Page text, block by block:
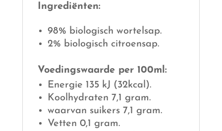
Ingrediënten:
98% biologisch wortelsap.
2% biologisch citroensap.
Voedingswaarde per 100ml:
Energie 135 kJ (32kcal).
Koolhydraten 7,1 gram.
waarvan suikers 7,1 gram.
Vetten 0,1 gram.